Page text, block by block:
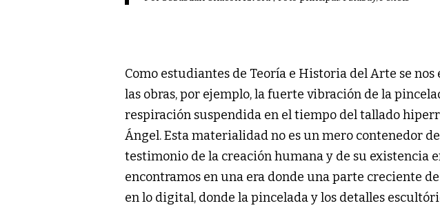
Como estudiantes de Teoría e Historia del Arte se
las obras, por ejemplo, la fuerte vibración de la
respiración suspendida en el tiempo del tallado
Ángel. Esta materialidad no es un mero contenedor
testimonio de la creación humana y de su existencia
encontramos en una era donde una parte creciente
en lo digital, donde la pincelada y los detalles